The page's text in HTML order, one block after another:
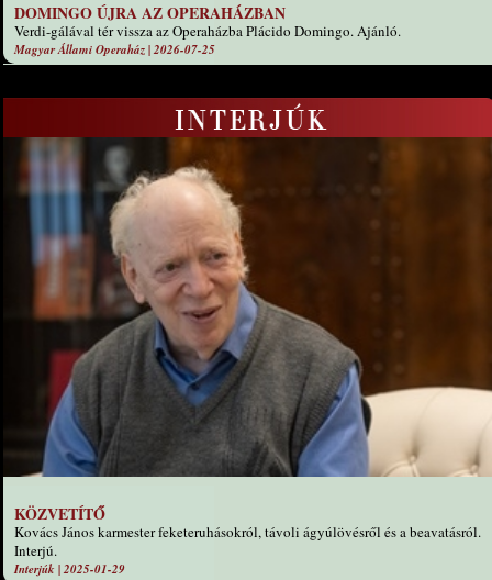
DOMINGO ÚJRA AZ OPERAHÁZBAN
Verdi-gálával tér vissza az Operaházba Plácido Domingo. Ajánló.
Magyar Állami Operaház|2026-07-25
KÖZVETÍTŐ
Kovács János karmester feketeruhásokról, távoli ágyúlövésről és a beavatásról.
Interjú.
Interjúk |2025-01-29